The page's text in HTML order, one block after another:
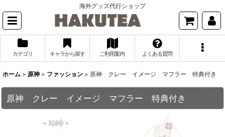
海外グッズ代行ショップ
カテゴリ キャラから探す ご利用案内 よくある質問
ホーム > 原神 > ファッション > 原神 クレー イメージ マフラー 特典付き
原神 クレー イメージ マフラー 特典付き